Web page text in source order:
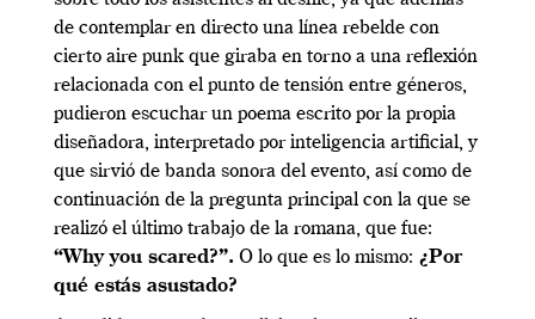
de contemplar en directo una línea rebelde con
cierto aire punk que giraba en torno a una reflexión
relacionada con el punto de tensión entre géneros,
pudieron escuchar un poema escrito por la propia
diseñadora, interpretado por inteligencia artificial, y
que sirvió de banda sonora del evento, así como de
continuación de la pregunta principal con la que se
realizó el último trabajo de la romana, que fue:
“Why you scared?”. O lo que es lo mismo: ¿Por
qué estás asustado?